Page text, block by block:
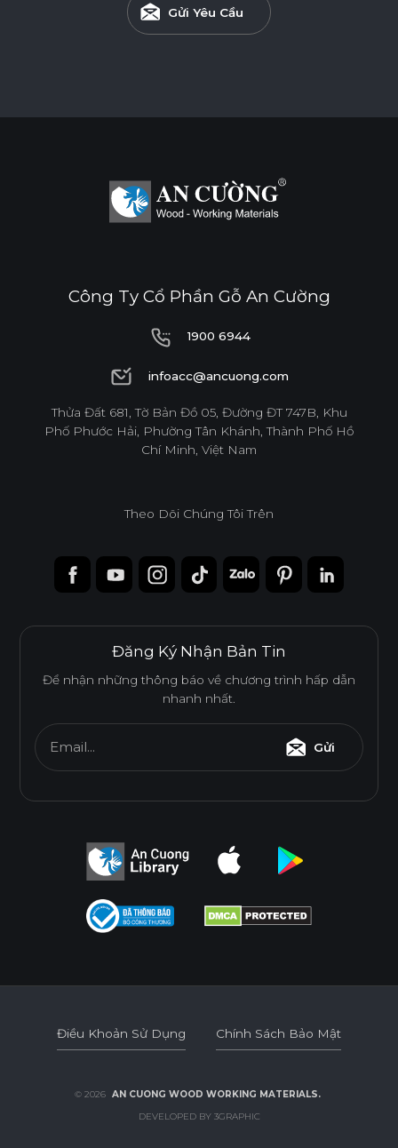
Gửi Yêu Cầu
Công Ty Cổ Phần Gỗ An Cường
1900 6944
1900 6944
infoacc@ancuong.com
infoacc@ancuong.com
Thửa Đất 681, Tờ Bản Đồ 05, Đường ĐT 747B, Khu
Phố Phước Hải, Phường Tân Khánh, Thành Phố Hồ
Chí Minh, Việt Nam
Theo Dõi Chúng Tôi Trên
Đăng Ký Nhận Bản Tin
Để nhận những thông báo về chương trình hấp dẫn
nhanh nhất.
Email... Gửi
Điều Khoản Sử Dụng Chính Sách Bảo Mật
© 2026 AN CUONG WOOD WORKING MATERIALS.
DEVELOPED BY 3GRAPHIC